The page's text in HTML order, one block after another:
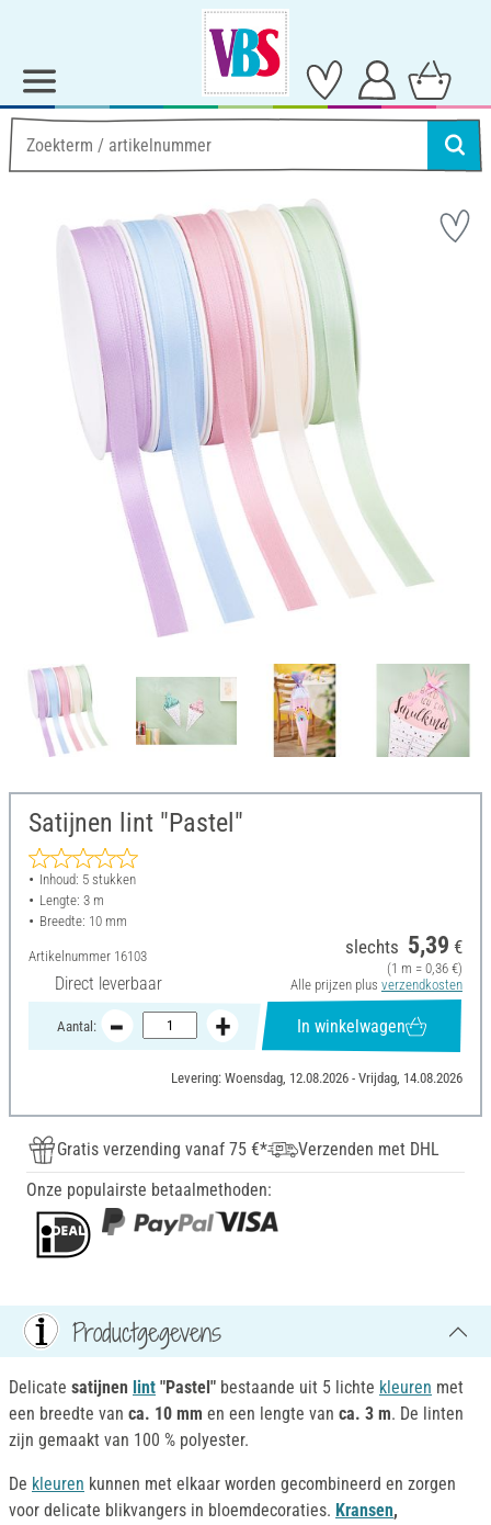
Satijnen lint "Pastel"
Inhoud: 5 stukken
Lengte: 3 m
Breedte: 10 mm
Artikelnummer 16103
Direct leverbaar
slechts 5,39 €
(1 m = 0,36 €)
Alle prijzen plus verzendkosten
Aantal: In winkelwagen
Levering: Woensdag, 12.08.2026 - Vrijdag, 14.08.2026
Gratis verzending vanaf 75 €*
Verzenden met DHL
Onze populairste betaalmethoden:
Productgegevens
Delicate satijnen lint "Pastel" bestaande uit 5 lichte kleuren met
een breedte van ca. 10 mm en een lengte van ca. 3 m. De linten
zijn gemaakt van 100 % polyester.
De kleuren kunnen met elkaar worden gecombineerd en zorgen
voor delicate blikvangers in bloemdecoraties. Kransen,